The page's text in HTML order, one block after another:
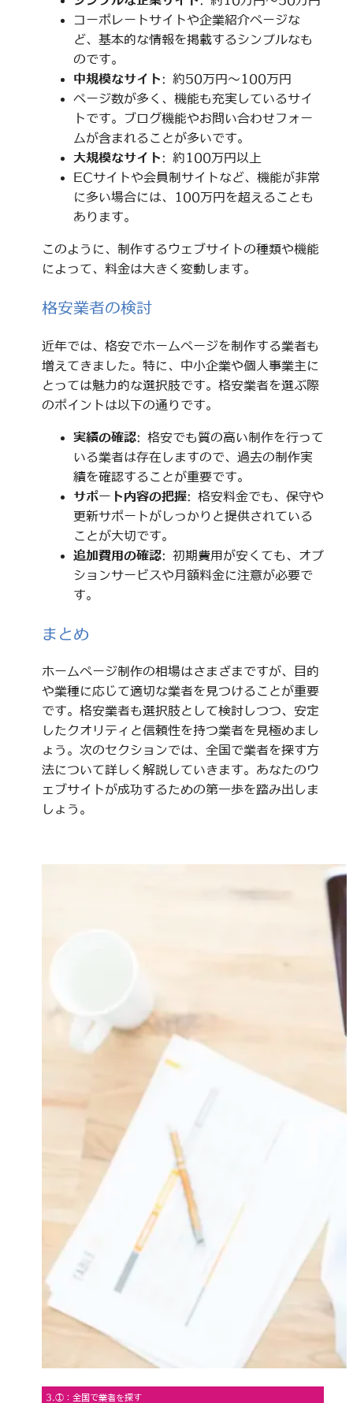
コーポレートサイトや企業紹介ページな
ど、基本的な情報を掲載するシンプルなも
のです。
中規模なサイト: 約50万円～100万円
ページ数が多く、機能も充実しているサイ
トです。ブログ機能やお問い合わせフォー
ムが含まれることが多いです。
大規模なサイト: 約100万円以上
ECサイトや会員制サイトなど、機能が非常
に多い場合には、100万円を超えることも
あります。
このように、制作するウェブサイトの種類や機能
によって、料金は大きく変動します。
格安業者の検討
近年では、格安でホームページを制作する業者も
増えてきました。特に、中小企業や個人事業主に
とっては魅力的な選択肢です。格安業者を選ぶ際
のポイントは以下の通りです。
実績の確認: 格安でも質の高い制作を行って
いる業者は存在しますので、過去の制作実
績を確認することが重要です。
サポート内容の把握: 格安料金でも、保守や
更新サポートがしっかりと提供されている
ことが大切です。
追加費用の確認: 初期費用が安くても、オプ
ションサービスや月額料金に注意が必要で
す。
まとめ
ホームページ制作の相場はさまざまですが、目的
や業種に応じて適切な業者を見つけることが重要
です。格安業者も選択肢として検討しつつ、安定
したクオリティと信頼性を持つ業者を見極めまし
ょう。次のセクションでは、全国で業者を探す方
法について詳しく解説していきます。あなたのウ
ェブサイトが成功するための第一歩を踏み出しま
しょう。
3.①：全国で業者を探す